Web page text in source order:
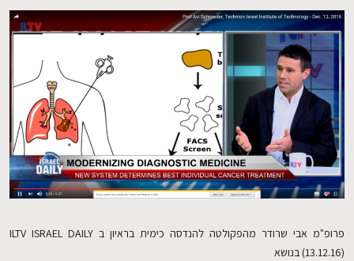
EN
חדשות ואירועים
קשרי תעשייה
צרו קשר
פרופ"מ אבי שרודר מהפקולטה להנדסה כימית בראיון ב ILTV ISRAEL DAILY
(13.12.16) בנושא